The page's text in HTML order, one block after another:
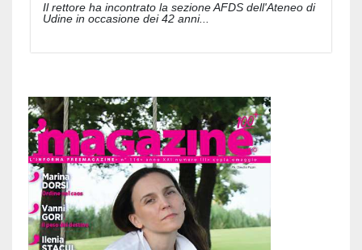
Il rettore ha incontrato la sezione AFDS dell'Ateneo di
Udine in occasione dei 42 anni...